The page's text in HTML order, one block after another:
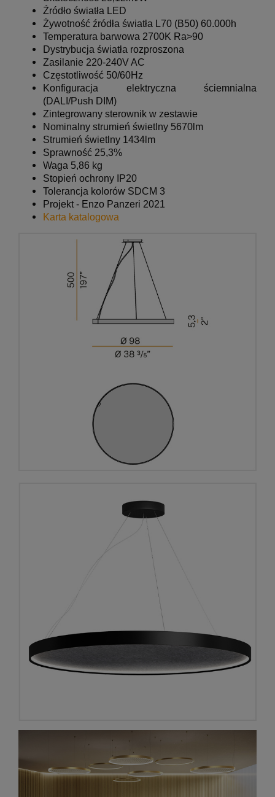
Źródło światła LED
Żywotność źródła światła L70 (B50) 60.000h
Temperatura barwowa 2700K Ra>90
Dystrybucja światła rozproszona
Zasilanie 220-240V AC
Częstotliwość 50/60Hz
Konfiguracja elektryczna ściemnialna
(DALI/Push DIM)
Zintegrowany sterownik w zestawie
Nominalny strumień świetlny 5670lm
Strumień świetlny 1434lm
Sprawność 25,3%
Waga 5,86 kg
Stopień ochrony IP20
Tolerancja kolorów SDCM 3
Projekt - Enzo Panzeri 2021
Karta katalogowa